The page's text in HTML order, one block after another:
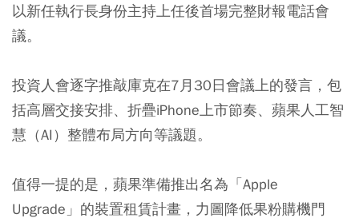
以新任執行長身份主持上任後首場完整財報電話會
議。
投資人會逐字推敲庫克在7月30日會議上的發言，包
括高層交接安排、折疊iPhone上市節奏、蘋果人工智
慧（AI）整體布局方向等議題。
值得一提的是，蘋果準備推出名為「Apple
Upgrade」的裝置租賃計畫，力圖降低果粉購機門